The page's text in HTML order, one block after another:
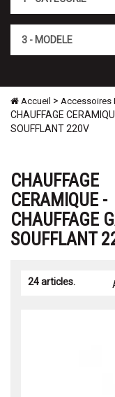
Accueil > Accessoires
CHAUFFAGE
SOUFFLANT 220V
CHAUFFAGE
CERAMIQUE -
CHAUFFAGE
SOUFFLANT
24 articles.